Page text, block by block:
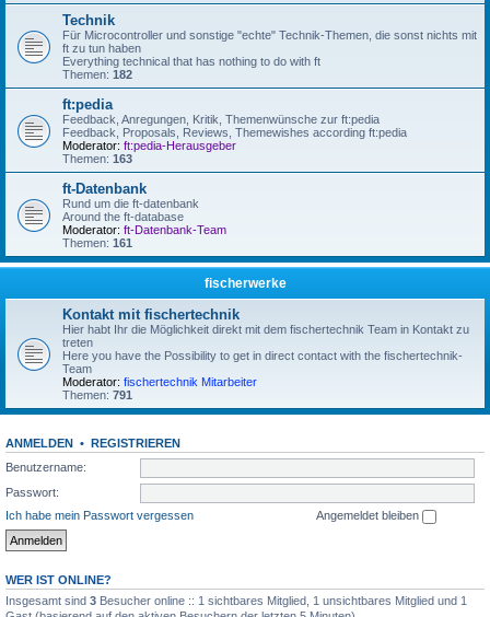
Technik
Für Microcontroller und sonstige "echte" Technik-Themen, die sonst nichts mit
ft zu tun haben
Everything technical that has nothing to do with ft
Themen: 182
ft:pedia
Feedback, Anregungen, Kritik, Themenwünsche zur ft:pedia
Feedback, Proposals, Reviews, Themewishes according ft:pedia
Moderator: ft:pedia-Herausgeber
Themen: 163
ft-Datenbank
Rund um die ft-datenbank
Around the ft-database
Moderator: ft-Datenbank-Team
Themen: 161
fischerwerke
Kontakt mit fischertechnik
Hier habt Ihr die Möglichkeit direkt mit dem fischertechnik Team in Kontakt zu
treten
Here you have the Possibility to get in direct contact with the fischertechnik-
Team
Moderator: fischertechnik Mitarbeiter
Themen: 791
ANMELDEN • REGISTRIEREN
Benutzername:
Passwort:
Ich habe mein Passwort vergessen
Angemeldet bleiben
WER IST ONLINE?
Insgesamt sind 3 Besucher online :: 1 sichtbares Mitglied, 1 unsichtbares Mitglied und 1